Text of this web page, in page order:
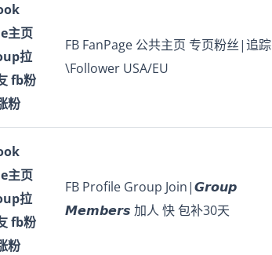
主页
拉
fb粉
粉
FB FanPage 公共主页 专页粉丝|追踪
\Follower USA/EU
主页
拉
fb粉
粉
FB Profile Group Join|𝙂𝙧𝙤𝙪𝙥
𝙈𝙚𝙢𝙗𝙚𝙧𝙨 加人 快 包补30天